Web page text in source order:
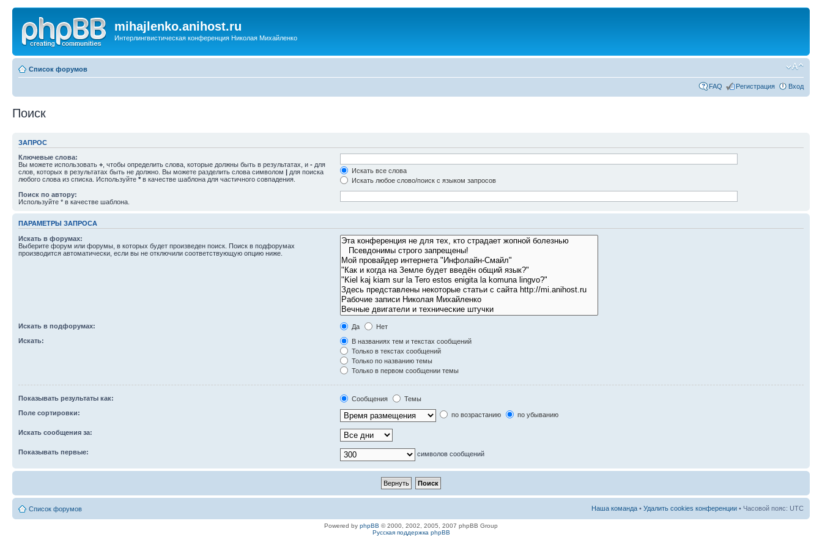
mihajlenko.anihost.ru
Интерлингвистическая конференция Николая Михайленко
Список форумов
FAQ Регистрация Вход
Поиск
ЗАПРОС
Ключевые слова:
Вы можете использовать + , чтобы определить слова, которые должны быть в результатах, и - для
слов, которых в результатах быть не должно. Вы можете разделить слова символом | для поиска
любого слова из списка. Используйте * в качестве шаблона для частичного совпадения.
Искать все слова
Искать любое слово/поиск с языком запросов
Поиск по автору:
Используйте * в качестве шаблона.
ПАРАМЕТРЫ ЗАПРОСА
Искать в форумах:
Выберите форум или форумы, в которых будет произведен поиск. Поиск в подфорумах
производится автоматически, если вы не отключили соответствующую опцию ниже.
Искать в подфорумах: Да
Нет
Искать:
В названиях тем и текстах сообщений
Только в текстах сообщений
Только по названию темы
Только в первом сообщении темы
Показывать результаты как: Сообщения
Темы
Поле сортировки:
по возрастанию по убыванию
Искать сообщения за:
Показывать первые: символов сообщений
Список форумов Наша команда • Удалить cookies конференции • Часовой пояс: UTC
Powered by phpBB © 2000, 2002, 2005, 2007 phpBB Group
Русская поддержка phpBB